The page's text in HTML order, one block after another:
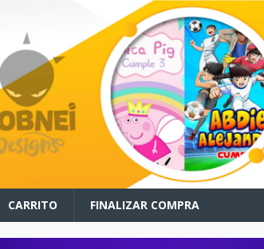
CARRITO FINALIZAR COMPRA